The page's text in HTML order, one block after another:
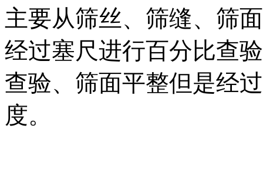
主要从筛丝、筛缝、筛
经过塞尺进行百分比查
查验、筛面平整但是经
度。